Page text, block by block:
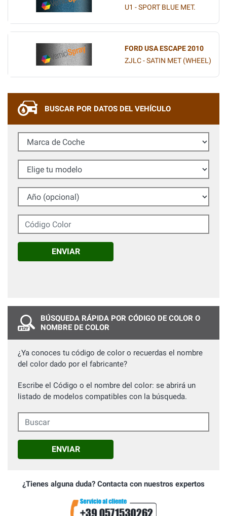
U1 - SPORT BLUE MET.
FORD USA ESCAPE 2010
ZJLC - SATIN MET (WHEEL)
BUSCAR POR DATOS DEL VEHÍCULO
Marca de Coche
Elige tu modelo
Año (opcional)
Código Color
ENVIAR
BÚSQUEDA RÁPIDA POR CÓDIGO DE COLOR O
NOMBRE DE COLOR
¿Ya conoces tu código de color o recuerdas el nombre
del color dado por el fabricante?
Escribe el Código o el nombre del color: se abrirá un
listado de modelos compatibles con la búsqueda.
Buscar
ENVIAR
¿Tienes alguna duda? Contacta con nuestros expertos